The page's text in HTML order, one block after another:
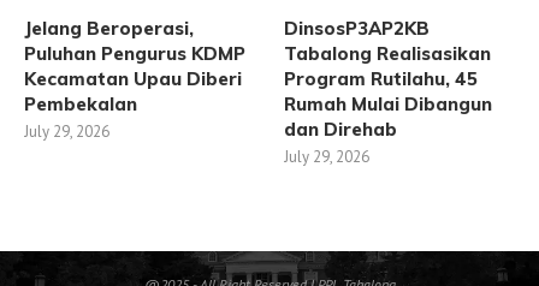
Jelang Beroperasi,
Puluhan Pengurus KDMP
Kecamatan Upau Diberi
Pembekalan
July 29, 2026
DinsosP3AP2KB
Tabalong Realisasikan
Program Rutilahu, 45
Rumah Mulai Dibangun
dan Direhab
July 29, 2026